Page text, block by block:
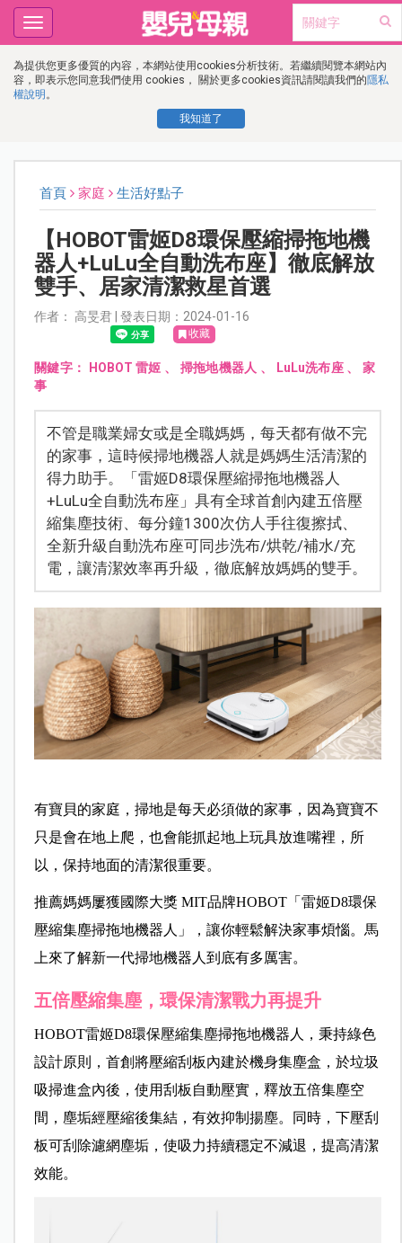
為提供您更多優質的內容，本網站使用cookies分析技術。若繼續閱覽本網站內
容，即表示您同意我們使用 cookies， 關於更多cookies資訊請閱讀我們的隱私
權說明 。
我知道了
Toggle
navigation
首頁 家庭 生活好點子
【HOBOT雷姬D8環保壓縮掃拖地機
器人+LuLu全自動洗布座】徹底解放
雙手、居家清潔救星首選
作者： 高旻君 | 發表日期：2024-01-16
收藏
關鍵字： HOBOT 雷姬 、 掃拖地機器人 、 LuLu洗布座 、家
事
不管是職業婦女或是全職媽媽，每天都有做不完
的家事，這時候掃地機器人就是媽媽生活清潔的
得力助手。「雷姬D8環保壓縮掃拖地機器人
+LuLu全自動洗布座」具有全球首創內建五倍壓
縮集塵技術、每分鐘1300次仿人手往復擦拭、
全新升級自動洗布座可同步洗布/烘乾/補水/充
電，讓清潔效率再升級，徹底解放媽媽的雙手。
有寶貝的家庭，掃地是每天必須做的家事，因為寶寶不
只是會在地上爬，也會能抓起地上玩具放進嘴裡，所
以，保持地面的清潔很重要。
推薦媽媽屢獲國際大獎 MIT品牌HOBOT「雷姬D8環保
壓縮集塵掃拖地機器人」，讓你輕鬆解決家事煩惱。馬
上來了解新一代掃地機器人到底有多厲害。
五倍壓縮集塵，環保清潔戰力再提升
HOBOT雷姬D8環保壓縮集塵掃拖地機器人，秉持綠色
設計原則，首創將壓縮刮板內建於機身集塵盒，於垃圾
吸掃進盒內後，使用刮板自動壓實，釋放五倍集塵空
間，塵垢經壓縮後集結，有效抑制揚塵。同時，下壓刮
板可刮除濾網塵垢，使吸力持續穩定不減退，提高清潔
效能。